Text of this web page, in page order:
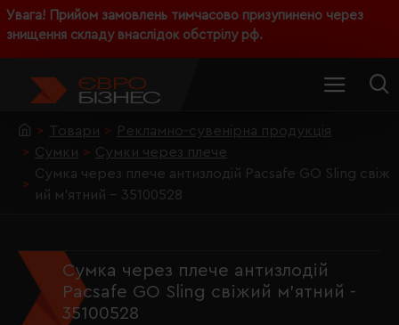
Увага! Прийом замовлень тимчасово призупинено через
знищення складу внаслідок обстрілу рф.
Товари
Рекламно-сувенірна продукція
Сумки
Сумки через плече
Сумка через плече антизлодій Pacsafe GO Sling свіж
ий м'ятний - 35100528
Сумка через плече антизлодій
Pacsafe GO Sling свіжий м'ятний -
35100528